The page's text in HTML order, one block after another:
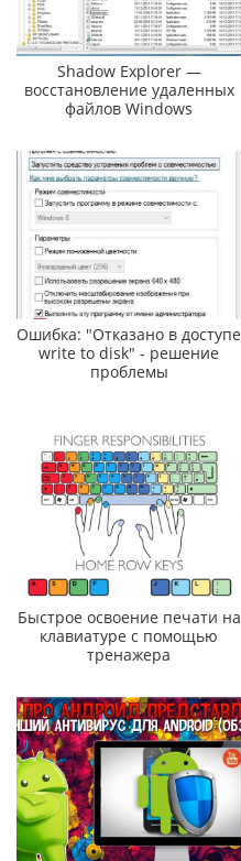
Shadow Explorer —
восстановление удаленных
файлов Windows
Ошибка: "Отказано в доступе
write to disk" - решение
проблемы
Быстрое освоение печати на
клавиатуре с помощью
тренажера